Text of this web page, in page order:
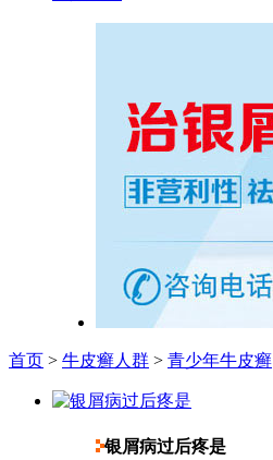
首页 > 牛皮癣人群 > 青少年牛皮癣
银屑病过后疼是